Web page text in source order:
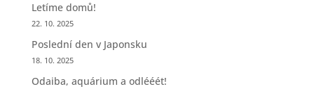
Letíme domů!
22. 10. 2025
Poslední den v Japonsku
18. 10. 2025
Odaiba, aquárium a odlééét!